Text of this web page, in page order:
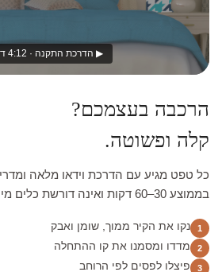
▶ הדרכת התקנה · 4:12 דקות
הרכבה בעצמכם?
קלה ופשוטה.
בממוצע 30–60 דקות ואינה דורשת כלים מיוחדים.
1 נקו את הקיר ממוך, שומן ואבק
2 מדדו ומסמנו את קו ההתחלה
3 פיצלו לפסים לפי הרוחב